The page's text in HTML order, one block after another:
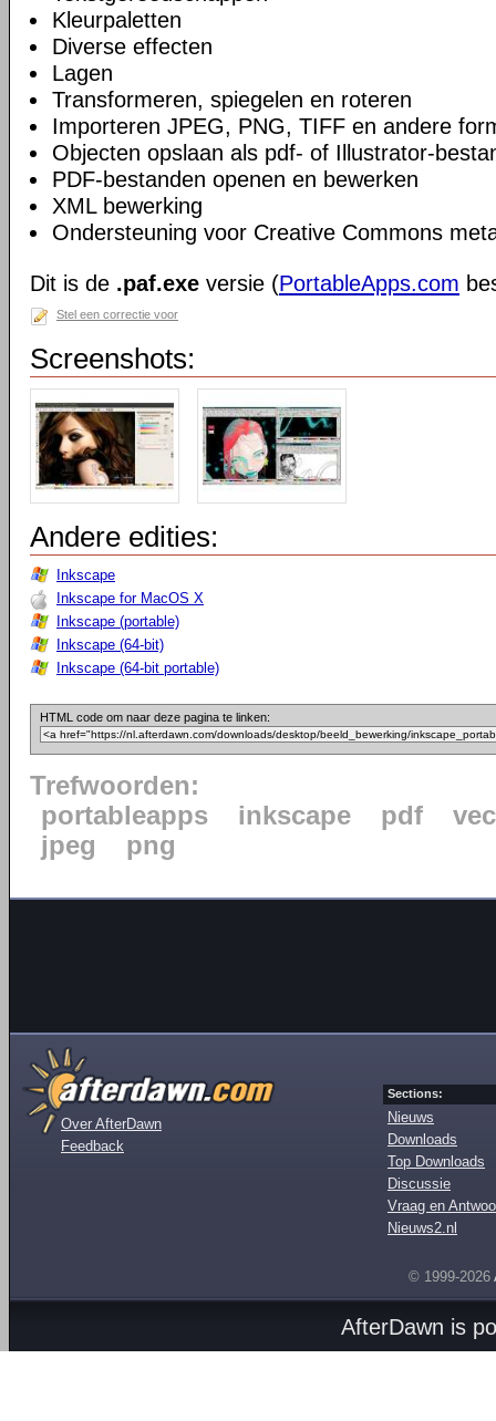
Kleurpaletten
Diverse effecten
Lagen
Transformeren, spiegelen en roteren
Importeren JPEG, PNG, TIFF en andere
Objecten opslaan als pdf- of Illustrator-
PDF-bestanden openen en bewerken
XML bewerking
Ondersteuning voor Creative Commons
Dit is de .paf.exe versie (PortableApps.com
Stel een correctie voor
Screenshots:
Andere edities:
Inkscape
Inkscape for MacOS X
Inkscape (portable)
Inkscape (64-bit)
Inkscape (64-bit portable)
HTML code om naar deze pagina te linken:
Trefwoorden:
portableapps
inkscape pdf
jpeg
png
Over AfterDawn
Feedback
Sections:
Nieuws
Downloads
Top Downloads
Discussie
Vraag en
Nieuws2.nl
© 1999-2026
AfterDawn is